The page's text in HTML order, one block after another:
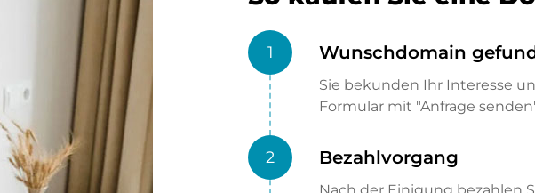
1 Wunschdomain
Sie bekunden Ihr Interesse
Formular mit "Anfrage
2 Bezahlvorgang